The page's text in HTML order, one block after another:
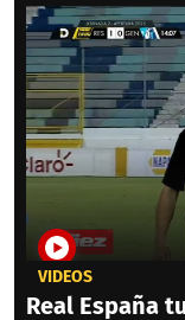
VIDEOS
Real España